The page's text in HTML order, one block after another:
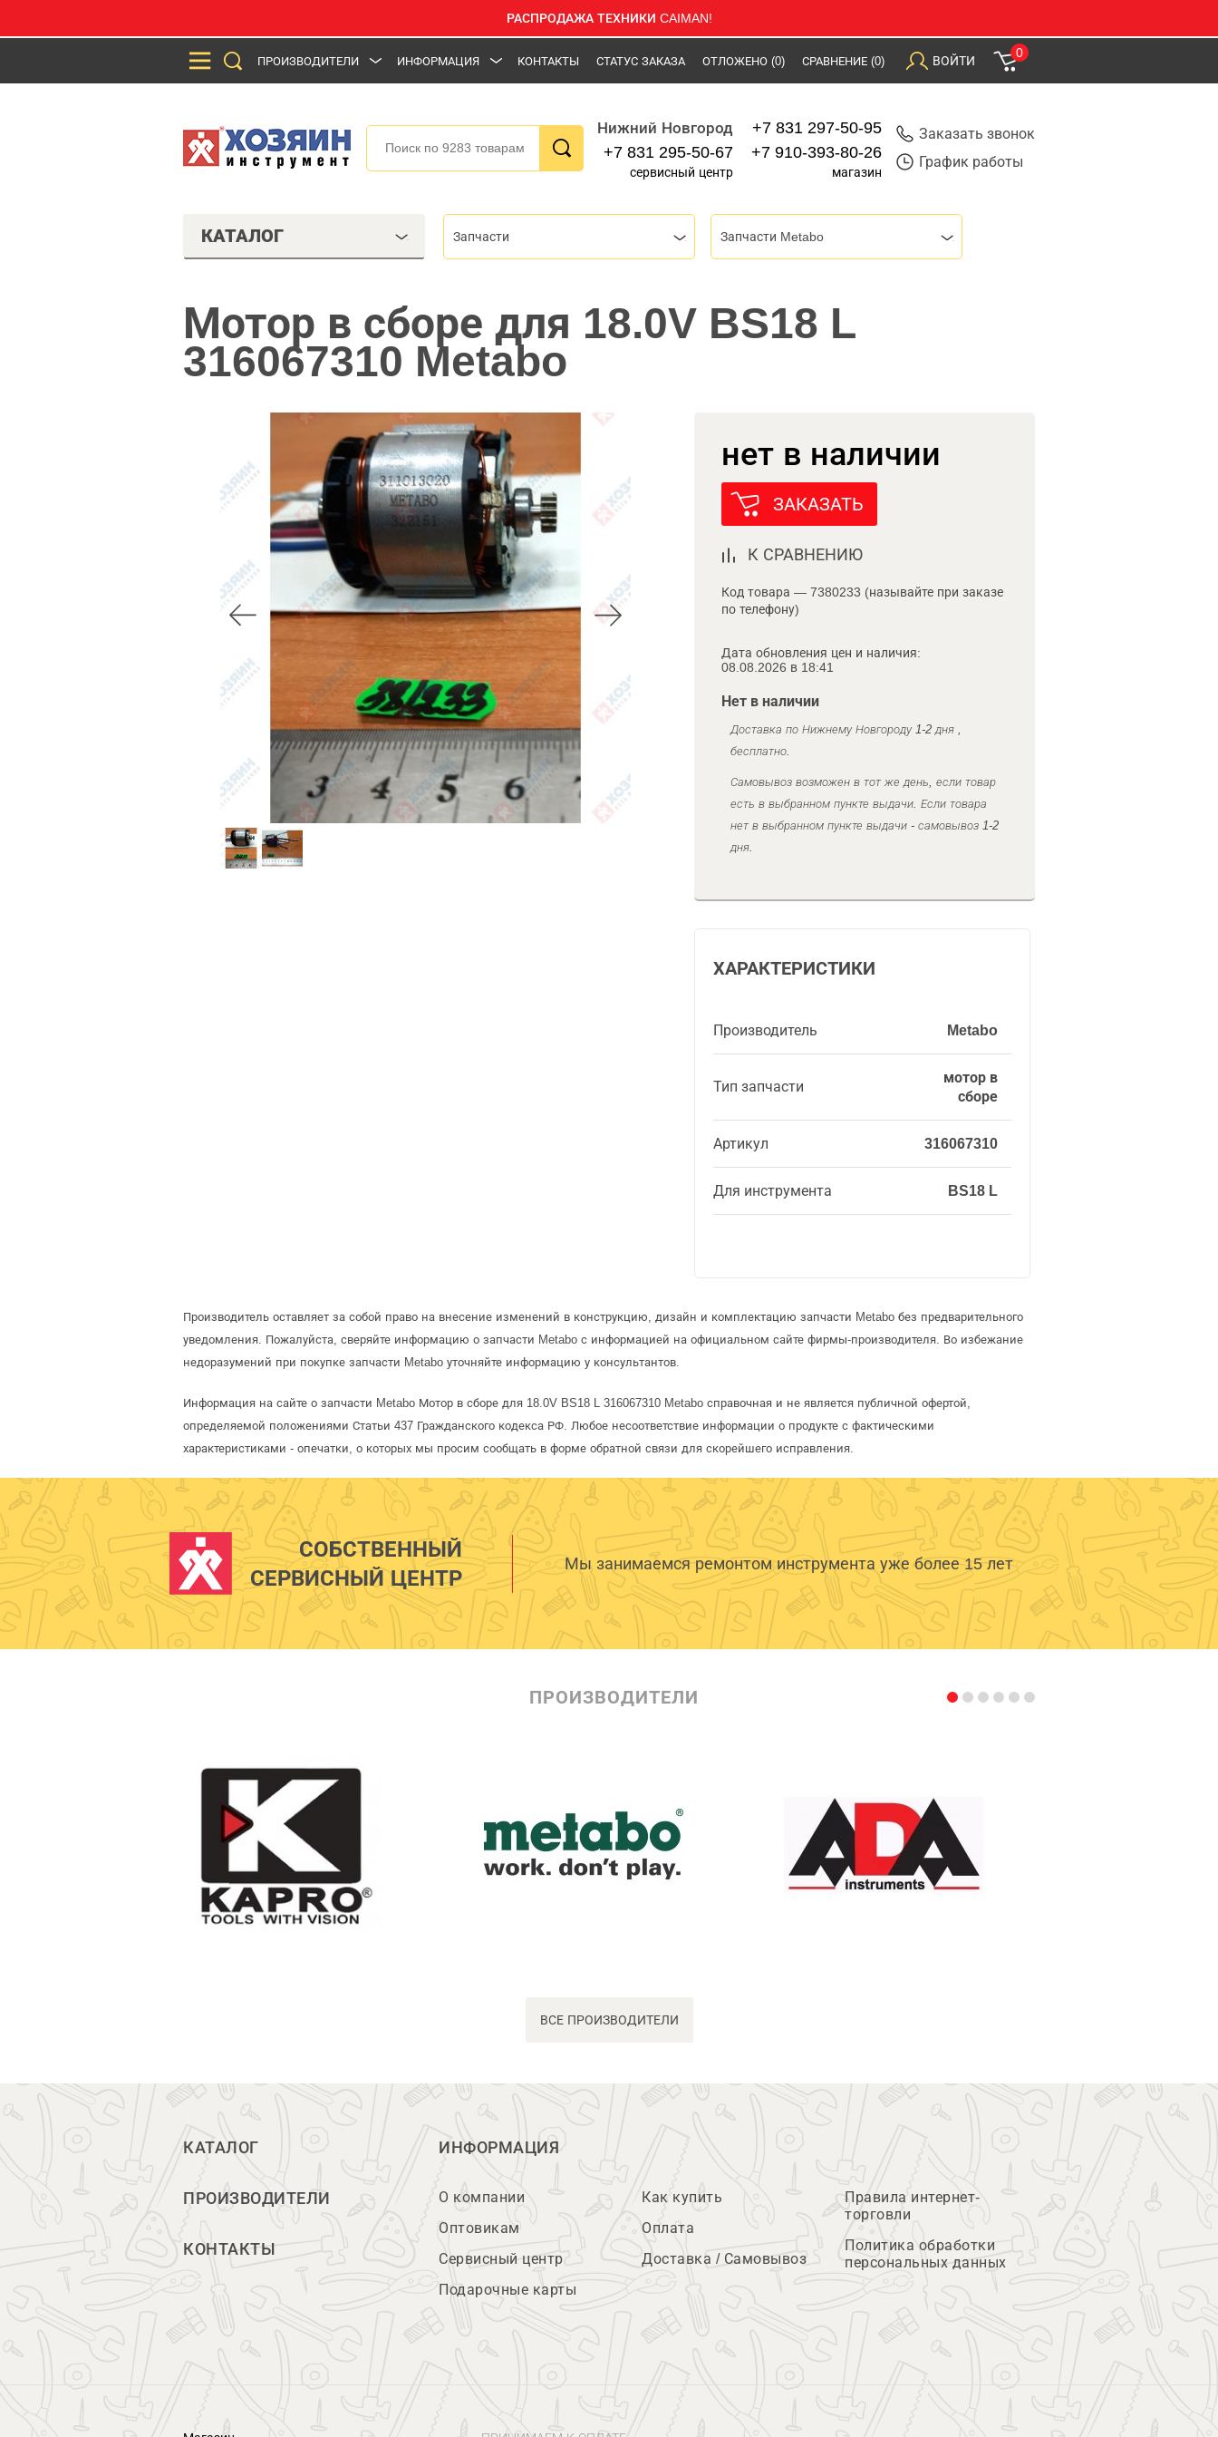
РАСПРОДАЖА ТЕХНИКИ CAIMAN!
ПРОИЗВОДИТЕЛИ ИНФОРМАЦИЯ КОНТАКТЫ СТАТУС ЗАКАЗА ОТЛОЖЕНО (0) СРАВНЕНИЕ (0) ВОЙТИ
0
Нижний Новгород
+7 831 295-50-67
сервисный центр
+7 831 297-50-95
+7 910-393-80-26
магазин
Заказать звонок
График работы
КАТАЛОГ Запчасти Запчасти Metabo
Мотор в сборе для 18.0V BS18 L
316067310 Metabo
нет в наличии
ЗАКАЗАТЬ
К СРАВНЕНИЮ
Код товара — 7380233 (называйте при заказе
по телефону)
Дата обновления цен и наличия:
08.08.2026 в 18:41
Нет в наличии
Доставка по Нижнему Новгороду 1-2 дня ,
бесплатно.
Самовывоз возможен в тот же день, если товар
есть в выбранном пункте выдачи. Если товара
нет в выбранном пункте выдачи - самовывоз 1-2
дня.
ХАРАКТЕРИСТИКИ
Производитель Metabo
Тип запчасти
мотор в
сборе
Артикул 316067310
Для инструмента BS18 L
Производитель оставляет за собой право на внесение изменений в конструкцию, дизайн и комплектацию запчасти Metabo без предварительного
уведомления. Пожалуйста, сверяйте информацию о запчасти Metabo с информацией на официальном сайте фирмы-производителя. Во избежание
недоразумений при покупке запчасти Metabo уточняйте информацию у консультантов.
Информация на сайте о запчасти Metabo Мотор в сборе для 18.0V BS18 L 316067310 Metabo справочная и не является публичной офертой,
определяемой положениями Статьи 437 Гражданского кодекса РФ. Любое несоответствие информации о продукте с фактическими
характеристиками - опечатки, о которых мы просим сообщать в форме обратной связи для скорейшего исправления.
СОБСТВЕННЫЙ
СЕРВИСНЫЙ ЦЕНТР
Мы занимаемся ремонтом инструмента уже более 15 лет
ПРОИЗВОДИТЕЛИ
ВСЕ ПРОИЗВОДИТЕЛИ
КАТАЛОГ
ПРОИЗВОДИТЕЛИ
КОНТАКТЫ
ИНФОРМАЦИЯ
О компании
Оптовикам
Сервисный центр
Подарочные карты
Как купить
Оплата
Доставка / Самовывоз
Правила интернет-
торговли
Политика обработки
персональных данных